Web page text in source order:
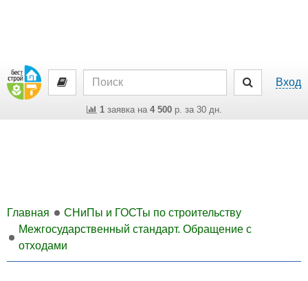
Вход
1заявка на 4 500р. за 30 дн.
Главная
СНиПы и ГОСТы по строительству
Межгосударственный стандарт. Обращение с
отходами